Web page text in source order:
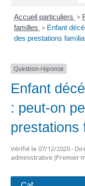
Accueil particuliers >
familles > Enfant
des prestations
Question-réponse
Enfant
: peut-on
prestations
Vérifié le 07/12/2020 -
administrative (Premier